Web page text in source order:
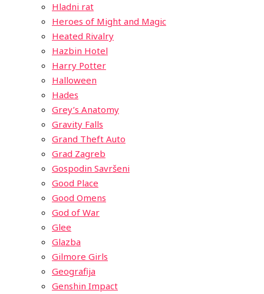
Hladni rat
Heroes of Might and Magic
Heated Rivalry
Hazbin Hotel
Harry Potter
Halloween
Hades
Grey’s Anatomy
Gravity Falls
Grand Theft Auto
Grad Zagreb
Gospodin Savršeni
Good Place
Good Omens
God of War
Glee
Glazba
Gilmore Girls
Geografija
Genshin Impact